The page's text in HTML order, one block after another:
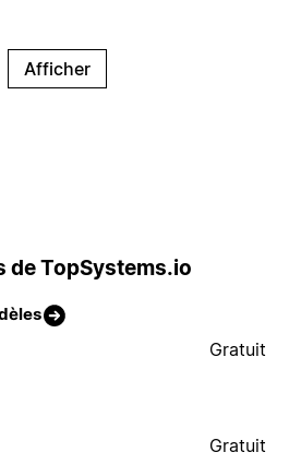
Afficher
de TopSystems.io
Gratuit
Gratuit